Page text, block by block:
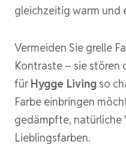
gleichzeitig warm und
Vermeiden Sie grelle
Kontraste – sie stören
fürHygge Living so
Farbe einbringen
gedämpfte, natürliche
Lieblingsfarben.